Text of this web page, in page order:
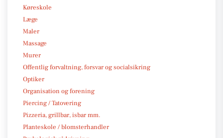
Køreskole
Læge
Maler
Massage
Murer
Offentlig forvaltning, forsvar og socialsikring
Optiker
Organisation og forening
Piercing / Tatovering
Pizzeria, grillbar, isbar mm.
Planteskole / blomsterhandler